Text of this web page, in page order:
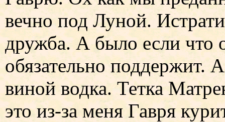
вечно под Луной.
дружба. А было если что
обязательно поддержит.
виной водка. Тетка
это из-за меня Гавря